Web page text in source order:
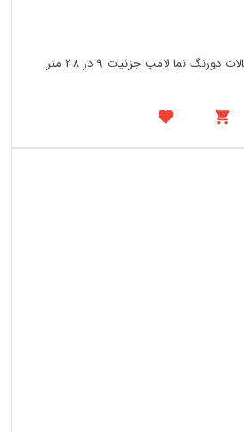
دانلود نقشه برق کشی ، اتصالات دورنگ نما لامپ جزئیات 9 در 28 متر